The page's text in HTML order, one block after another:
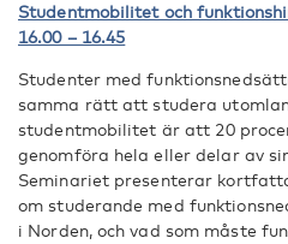
Studentmobilitet och
16.00 – 16.45
Studenter med
samma rätt att studera
studentmobilitet är att 20
genomföra hela eller delar av
Seminariet presenterar
om studerande med
i Norden, och vad som måste